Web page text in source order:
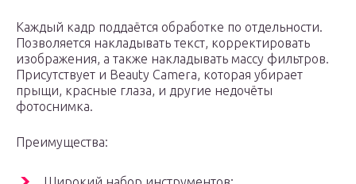
Каждый кадр поддаётся обработке по отдельности.
Позволяется накладывать текст, корректировать
изображения, а также накладывать массу фильтров.
Присутствует и Beauty Camera, которая убирает
прыщи, красные глаза, и другие недочёты
фотоснимка.
Преимущества: